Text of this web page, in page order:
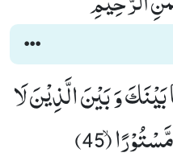
وَ بَیْنَ الَّذِیْنَ لَا
(45)